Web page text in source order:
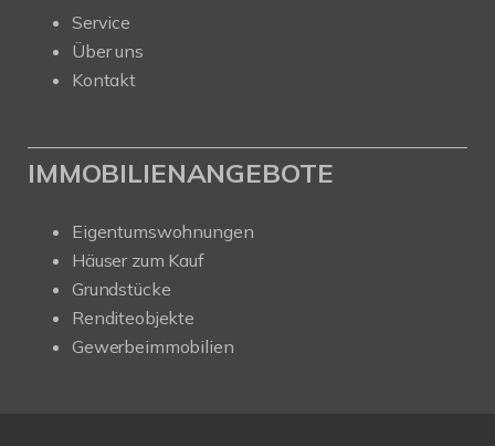
Service
Über uns
Kontakt
IMMOBILIENANGEBOTE
Eigentumswohnungen
Häuser zum Kauf
Grundstücke
Renditeobjekte
Gewerbeimmobilien